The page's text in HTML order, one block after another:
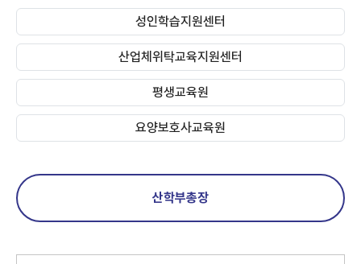
성인학습지원센터
산업체위탁교육지원센터
평생교육원
요양보호사교육원
산학부총장